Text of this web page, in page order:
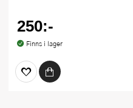
250:-
Finns i lager